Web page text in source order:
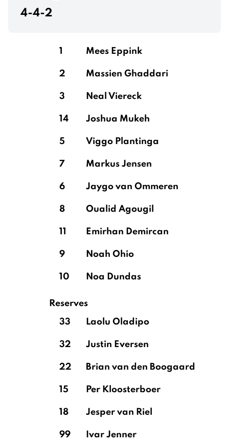
4-4-2
1 Mees Eppink
2 Massien Ghaddari
3 Neal Viereck
14 Joshua Mukeh
5 Viggo Plantinga
7 Markus Jensen
6 Jaygo van Ommeren
8 Oualid Agougil
11 Emirhan Demircan
9 Noah Ohio
10 Noa Dundas
Reserves
33
Laolu Oladipo
32 Justin Eversen
22 Brian van den Boogaard
15 Per Kloosterboer
18 Jesper van Riel
99 Ivar Jenner